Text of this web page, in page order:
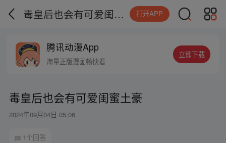
毒皇后也会有可爱闺蜜土豪 打开APP
腾讯动漫App
海量正版漫画畅快看
立即下载
毒皇后也会有可爱闺蜜土豪
2024年09月04日 05:06
1个回答